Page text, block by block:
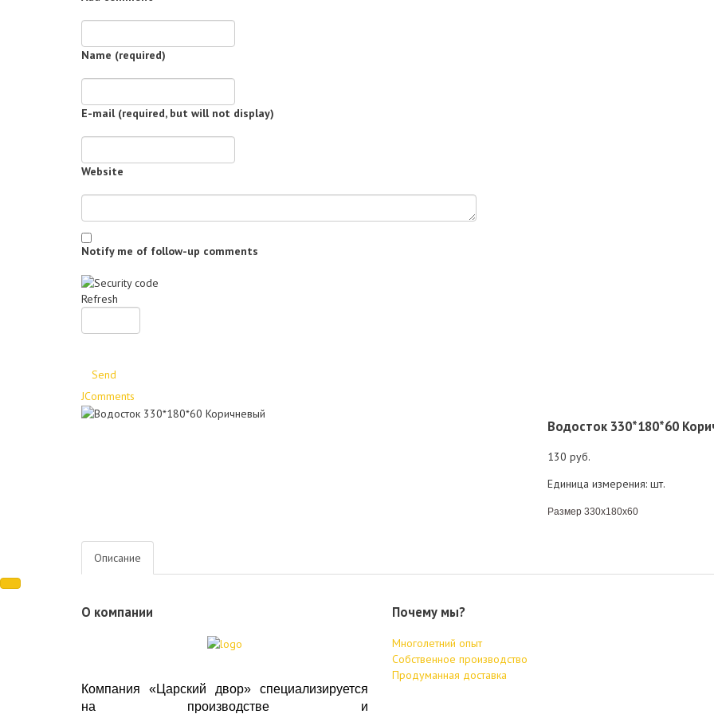
Name (required)
E-mail (required, but will not display)
Website
Notify me of follow-up comments
Refresh
Send
JComments
Водосток 330*180*60
130 руб.
Единица измерения: шт.
Размер 330х180х60
Описание
О компании
Компания «Царский двор» специализируется
на производстве и
Почему мы?
Многолетний опыт
Собственное производство
Продуманная доставка